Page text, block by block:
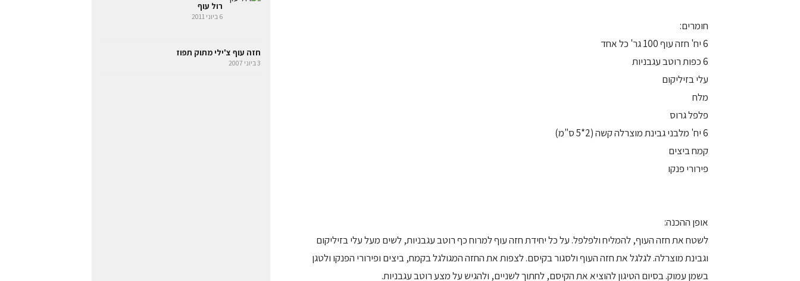
חומרים:
6 יח' חזה עוף 100 גר' כל אחד
6 כפות רוטב עגבניות
עלי בזיליקום
מלח
פלפל גרוס
6 יח' מלבני גבינת מוצרלה קשה (2*5 ס"מ)
קמח ביצים
פירורי פנקו
אופן ההכנה:
לשטח את חזה העוף, להמליח ולפלפל. על כל יחידת חזה עוף למרוח כף רוטב עגבניות, לשים מעל עלי בזיליקום
וגבינת מוצרלה. לגלגל את חזה העוף ולסגור בקיסם. לצפות את החזה המגולגל בקמח, ביצים ופירורי הפנקו ולטגן
בשמן עמוק. בסיום הטיגון להוציא את הקיסם, לחתוך לשניים, ולהגיש על מצע רוטב עגבניות.
רול עוף
6 ביוני 2011
חזה עוף צ'ילי מתוק תפוז
3 ביוני 2007